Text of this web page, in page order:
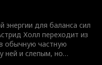
проклятья, она
Астрид вернет ему
любую ее просьбу.
культурный шок,
означает совсем не то,
энергии для баланса сил
Холл переходит из
обычную частную
ней и слепым, но